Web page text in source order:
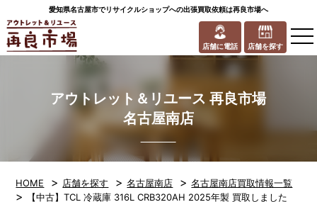
愛知県名古屋市でリサイクルショップへの出張買取依頼は再良市場へ
店舗に電話 店舗を探す
アウトレット＆リユース 再良市場
名古屋南店
HOME > 店舗を探す >名古屋南店 >名古屋南店買取情報一覧
>
【中古】TCL 冷蔵庫 316L CRB320AH 2025年製 買取しました